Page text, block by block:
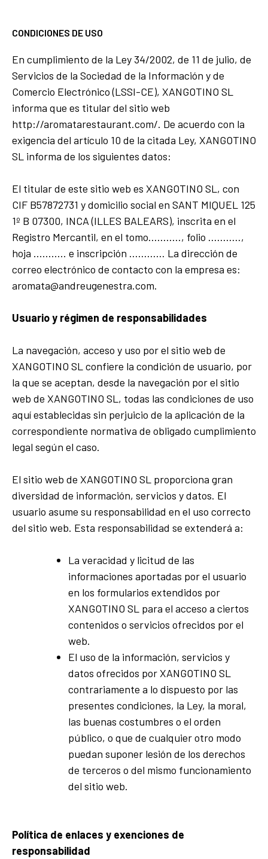
CONDICIONES DE USO
En cumplimiento de la Ley 34/2002, de 11 de julio, de
Servicios de la Sociedad de la Información y de
Comercio Electrónico (LSSI-CE), XANGOTINO SL
informa que es titular del sitio web
http://aromatarestaurant.com/. De acuerdo con la
exigencia del artículo 10 de la citada Ley, XANGOTINO
SL informa de los siguientes datos:
El titular de este sitio web es XANGOTINO SL, con
CIF B57872731 y domicilio social en SANT MIQUEL 125
1º B 07300, INCA (ILLES BALEARS), inscrita en el
Registro Mercantil, en el tomo……….., folio ………..,
hoja ……….. e inscripción ………… La dirección de
correo electrónico de contacto con la empresa es:
aromata@andreugenestra.com.
Usuario y régimen de responsabilidades
La navegación, acceso y uso por el sitio web de
XANGOTINO SL confiere la condición de usuario, por
la que se aceptan, desde la navegación por el sitio
web de XANGOTINO SL, todas las condiciones de uso
aquí establecidas sin perjuicio de la aplicación de la
correspondiente normativa de obligado cumplimiento
legal según el caso.
El sitio web de XANGOTINO SL proporciona gran
diversidad de información, servicios y datos. El
usuario asume su responsabilidad en el uso correcto
del sitio web. Esta responsabilidad se extenderá a:
La veracidad y licitud de las
informaciones aportadas por el usuario
en los formularios extendidos por
XANGOTINO SL para el acceso a ciertos
contenidos o servicios ofrecidos por el
web.
El uso de la información, servicios y
datos ofrecidos por XANGOTINO SL
contrariamente a lo dispuesto por las
presentes condiciones, la Ley, la moral,
las buenas costumbres o el orden
público, o que de cualquier otro modo
puedan suponer lesión de los derechos
de terceros o del mismo funcionamiento
del sitio web.
Política de enlaces y exenciones de
responsabilidad